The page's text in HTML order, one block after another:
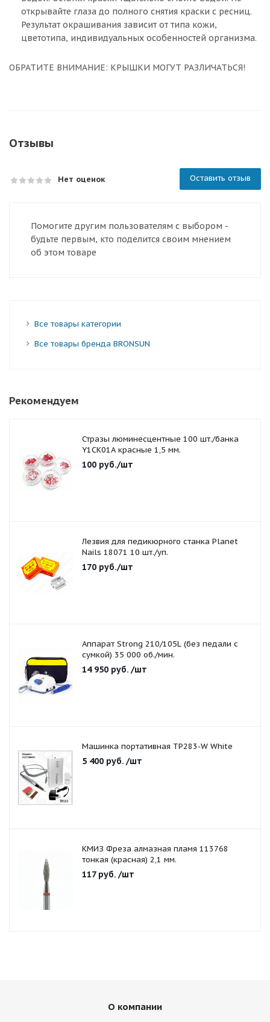
открывайте глаза до полного снятия краски с ресниц.
Результат окрашивания зависит от типа кожи,
цветотипа, индивидуальных особенностей организма.
ОБРАТИТЕ ВНИМАНИЕ: КРЫШКИ МОГУТ РАЗЛИЧАТЬСЯ!
Отзывы
Нет оценок Оставить отзыв
Помогите другим пользователям с выбором -
будьте первым, кто поделится своим мнением
об этом товаре
Все товары категории
Все товары бренда BRONSUN
Рекомендуем
Стразы люминесцентные 100 шт./банка
Y1CK01A красные 1,5 мм.
100 руб./шт
Лезвия для педикюрного станка Planet
Nails 18071 10 шт./уп.
170 руб./шт
Аппарат Strong 210/105L (без педали с
сумкой) 35 000 об./мин.
14 950 руб. /шт
Машинка портативная TP283-W White
5 400 руб. /шт
КМИЗ Фреза алмазная пламя 113768
тонкая (красная) 2,1 мм.
117руб. /шт
О компании